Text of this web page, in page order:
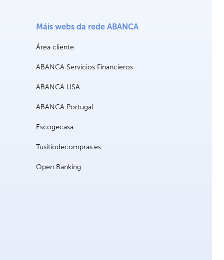
Máis webs da rede ABANCA
Área cliente
ABANCA Servicios Financieros
ABANCA USA
ABANCA Portugal
Escogecasa
Tusitiodecompras.es
Open Banking